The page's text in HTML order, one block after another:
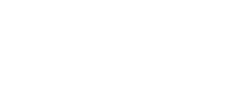
dia 19/10